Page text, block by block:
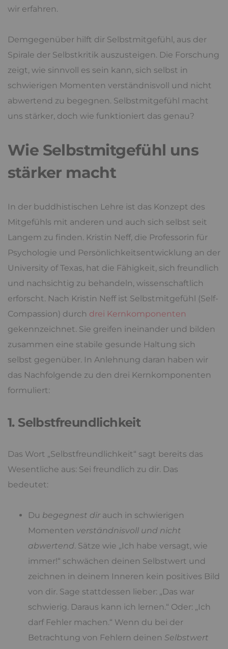
wir erfahren.
Demgegenüber hilft dir Selbstmitgefühl, aus der
Spirale der Selbstkritik auszusteigen. Die Forschung
zeigt, wie sinnvoll es sein kann, sich selbst in
schwierigen Momenten verständnisvoll und nicht
abwertend zu begegnen. Selbstmitgefühl macht
uns stärker, doch wie funktioniert das genau?
Wie Selbstmitgefühl uns
stärker macht
In der buddhistischen Lehre ist das Konzept des
Mitgefühls mit anderen und auch sich selbst seit
Langem zu finden. Kristin Neff, die Professorin für
Psychologie und Persönlichkeitsentwicklung an der
University of Texas, hat die Fähigkeit, sich freundlich
und nachsichtig zu behandeln, wissenschaftlich
erforscht. Nach Kristin Neff ist Selbstmitgefühl (Self-
Compassion) durch drei Kernkomponenten
gekennzeichnet. Sie greifen ineinander und bilden
zusammen eine stabile gesunde Haltung sich
selbst gegenüber. In Anlehnung daran haben wir
das Nachfolgende zu den drei Kernkomponenten
formuliert:
1. Selbstfreundlichkeit
Das Wort „Selbstfreundlichkeit“ sagt bereits das
Wesentliche aus: Sei freundlich zu dir. Das
bedeutet:
Du begegnest dir auch in schwierigen
Momenten verständnisvoll und nicht
abwertend. Sätze wie „Ich habe versagt, wie
immer!“ schwächen deinen Selbstwert und
zeichnen in deinem Inneren kein positives Bild
von dir. Sage stattdessen lieber: „Das war
schwierig. Daraus kann ich lernen.“ Oder: „Ich
darf Fehler machen.“ Wenn du bei der
Betrachtung von Fehlern deinen Selbstwert